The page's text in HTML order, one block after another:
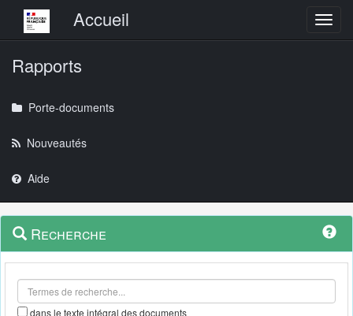
Menu principalAccueil
Rapports
Porte-documents
Nouveautés
Aide
Navigation
outils
Menu
contextuel
Recherche
dans le texte intégral des documents